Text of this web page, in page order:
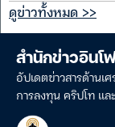
ดูข่าวทั้งหมด >>
สำนักข่าวอินโ
อัปเดตข่าวสารด้านเ
การลงทุน คริปโท แล